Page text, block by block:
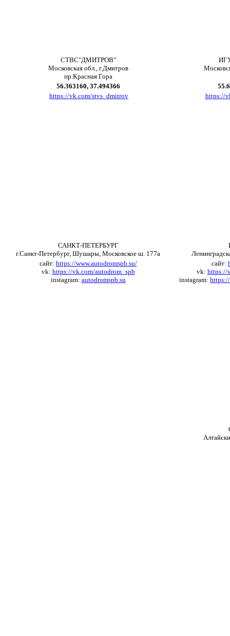
СТВС"ДМИТРОВ"
Московская обл., г.Дмитров
пр.Красная Гора
56.363160, 37.494366
https://vk.com/stvs_dmitrov
https://
САНКТ-ПЕТЕРБУРГ
г.Санкт-Петербург, Шушары, Московское ш. 177а
сайт: https://www.autodromspb.su/
vk: https://vk.com/autodrom_spb
instagram: autodromspb.su
сайт:
vk: https://
instagram: